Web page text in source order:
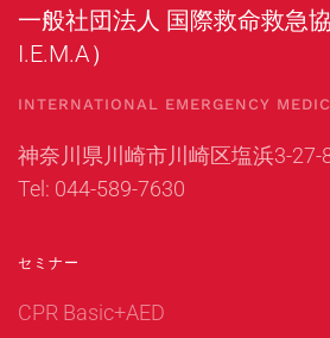
一般社団法人 国際救命救急
I.E.M.A）
INTERNATIONAL EMERGENCY
神奈川県川崎市川崎区塩浜3-
Tel: 044-589-7630
セミナー
CPR Basic+AED